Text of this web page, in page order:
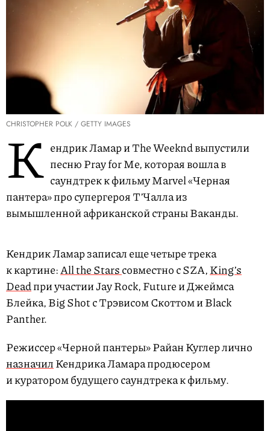
CHRISTOPHER POLK / GETTY IMAGES
К ендрик Ламар и The Weeknd выпустили
песню Pray for Me, которая вошла в
саундтрек к фильму Marvel «Черная
пантера» про супергероя ТʼЧалла из
вымышленной африканской страны Ваканды.
Кендрик Ламар записал еще четыре трека
к картине:All the Starsсовместно с SZA,Kingʼs
Deadпри участии Jay Rock, Future и Джеймса
Блейка, Big Shot с Трэвисом Скоттом и Black
Panther.
Режиссер «Черной пантеры» Райан Куглер лично
назначилКендрика Ламара продюсером
и куратором будущего саундтрека к фильму.